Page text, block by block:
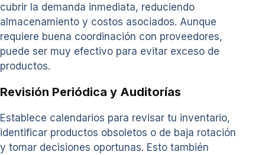
cubrir la demanda inmediata, reduciendo
almacenamiento y costos asociados. Aunque
requiere buena coordinación con proveedores,
puede ser muy efectivo para evitar exceso de
productos.
Revisión Periódica y Auditorías
Establece calendarios para revisar tu inventario,
identificar productos obsoletos o de baja rotación
y tomar decisiones oportunas. Esto también